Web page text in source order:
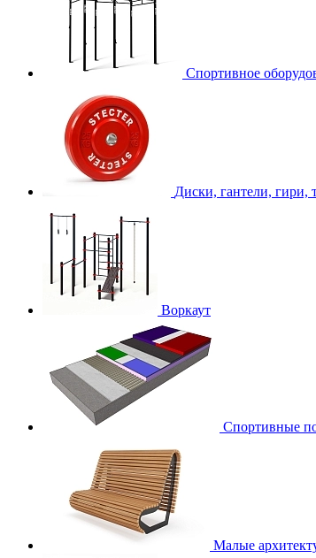
Спортивное
Диски, гантели, гири,
Воркаут
Спортивные
Малые